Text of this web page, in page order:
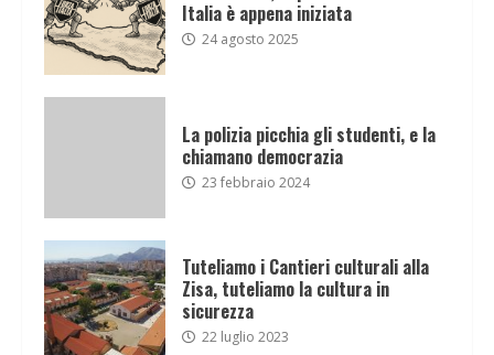
Italia è appena iniziata
24 agosto 2025
La polizia picchia gli studenti, e la
chiamano democrazia
23 febbraio 2024
Tuteliamo i Cantieri culturali alla
Zisa, tuteliamo la cultura in
sicurezza
22 luglio 2023